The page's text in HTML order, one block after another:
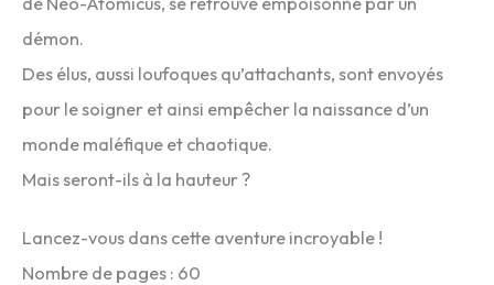
démon.
Des élus, aussi loufoques qu’attachants, sont envoyés
pour le soigner et ainsi empêcher la naissance d’un
monde maléfique et chaotique.
Mais seront-ils à la hauteur ?
Lancez-vous dans cette aventure incroyable !
Nombre de pages : 60